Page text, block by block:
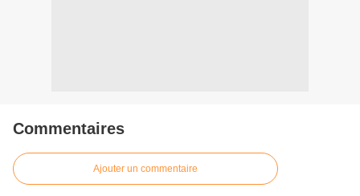
Commentaires
Ajouter un commentaire